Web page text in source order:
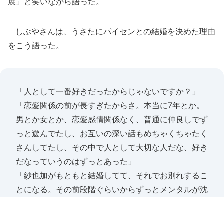
しぶやさんは、うさたにパイセンとの結婚を決めた理由
をこう語った。
「人として一番好きだったからじゃないですか？」
「恋愛関係の前が長すぎたからさ。本当に7年とか。
男とか女とか、恋愛感情関係なく、普通に仲良しでず
っと遊んでたし、お互いの深い話もめちゃくちゃたく
さんしてたし、その中で人として大切な人だな、好き
だなっていうのはずっとあった」
「紗也加がもともと結婚してて、それでお別れするこ
とになる。その前段階ぐらいからずっとメンタルが沈